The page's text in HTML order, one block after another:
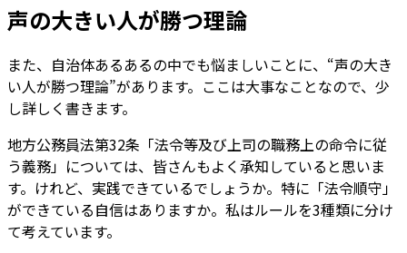
声の大きい人が勝つ理論
また、自治体あるあるの中でも悩ましいことに、“声の大き
い人が勝つ理論”があります。ここは大事なことなので、少
し詳しく書きます。
地方公務員法第32条「法令等及び上司の職務上の命令に従
う義務」については、皆さんもよく承知していると思いま
す。けれど、実践できているでしょうか。特に「法令順守」
ができている自信はありますか。私はルールを3種類に分け
て考えています。